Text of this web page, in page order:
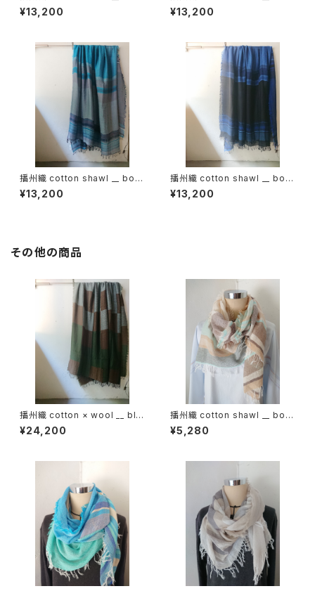
er 220-120 山眠GK
¥13,200
er 220-120 初霜GK
¥13,200
播州織 cotton shawl __ bord
er 220-120 漣GK
¥13,200
播州織 cotton shawl __ bord
er 220-120 紺青GK
¥13,200
その他の商品
播州織 cotton × wool __ blo
ck 220-120 狭霧GK
¥24,200
播州織 cotton shawl __ bord
er 160 啓蟄w
¥5,280